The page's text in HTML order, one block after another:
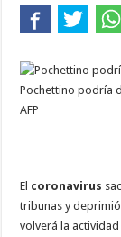
Pochettino podría
AFP
El coronavirus
tribunas y
volverá la